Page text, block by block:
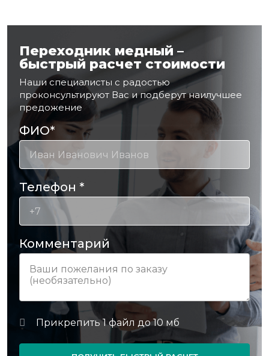
Переходник медный –
быстрый расчет стоимости
Наши специалисты с радостью
проконсультируют Вас и подберут наилучшее
предожение
ФИО*
Телефон *
Комментарий